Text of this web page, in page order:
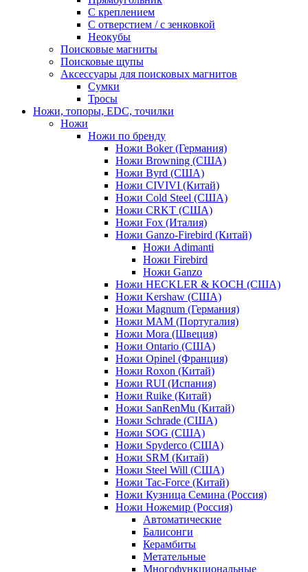
С креплением
С отверстием / с зенковкой
Неокубы
Поисковые магниты
Поисковые щупы
Аксессуары для поисковых магнитов
Сумки
Тросы
Ножи, топоры, EDC, точилки
Ножи
Ножи по бренду
Ножи Boker (Германия)
Ножи Browning (США)
Ножи Byrd (США)
Ножи CIVIVI (Китай)
Ножи Cold Steel (США)
Ножи CRKT (США)
Ножи Fox (Италия)
Ножи Ganzo-Firebird (Китай)
Ножи Adimanti
Ножи Firebird
Ножи Ganzo
Ножи HECKLER & KOCH (США)
Ножи Kershaw (США)
Ножи Magnum (Германия)
Ножи MAM (Португалия)
Ножи Mora (Швеция)
Ножи Ontario (США)
Ножи Opinel (Франция)
Ножи Roxon (Китай)
Ножи RUI (Испания)
Ножи Ruike (Китай)
Ножи SanRenMu (Китай)
Ножи Schrade (США)
Ножи SOG (США)
Ножи Spyderco (США)
Ножи SRM (Китай)
Ножи Steel Will (США)
Ножи Tac-Force (Китай)
Ножи Кузница Семина (Россия)
Ножи Ножемир (Россия)
Автоматические
Балисонги
Керамбиты
Метательные
Многофункциональные